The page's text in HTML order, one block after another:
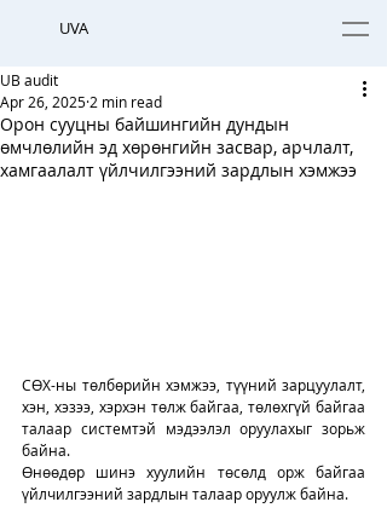
UVA
Орон сууцны байшингийн дундын
өмчлөлийн эд хөрөнгийн засвар, арчлалт,
хамгаалалт үйлчилгээний зардлын хэмжээ
UB audit
Apr 26, 2025 2 min read
СӨХ-ны төлбөрийн хэмжээ, түүний зарцуулалт,
хэн, хэзээ, хэрхэн төлж байгаа, төлөхгүй байгаа
талаар системтэй мэдээлэл оруулахыг зорьж
байна.
Өнөөдөр шинэ хуулийн төсөлд орж байгаа
үйлчилгээний зардлын талаар оруулж байна.